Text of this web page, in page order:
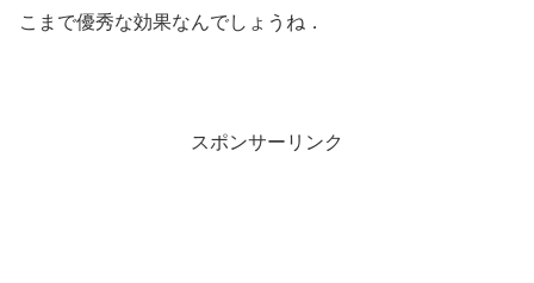
こまで優秀な効果なんでしょうね．
スポンサーリンク